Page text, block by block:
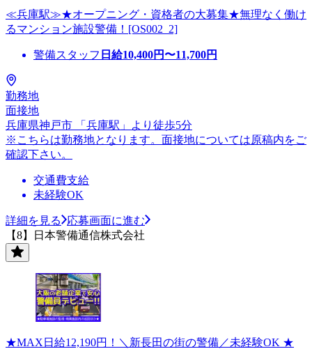
≪兵庫駅≫★オープニング・資格者の大募集★無理なく働け
るマンション施設警備！[OS002_2]
警備スタッフ 日給10,400円〜11,700円
勤務地
面接地
兵庫県神戸市 「兵庫駅」より徒歩5分
※こちらは勤務地となります。面接地については原稿内をご
確認下さい。
交通費支給
未経験OK
詳細を見る
応募画面に進む
【8】日本警備通信株式会社
★MAX日給12,190円！＼新長田の街の警備／未経験OK ★